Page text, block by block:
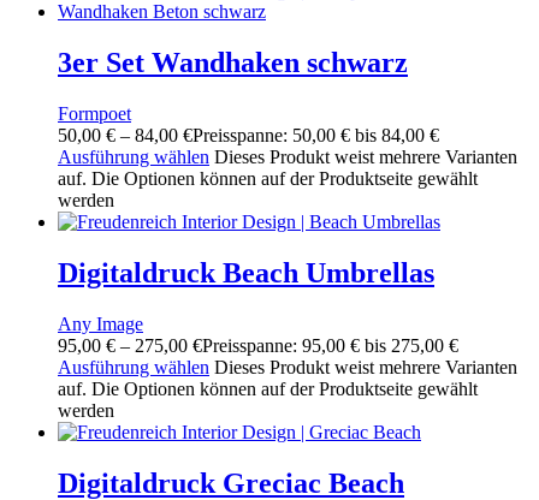
3er Set Wandhaken schwarz
Formpoet
50,00 € – 84,00 €Preisspanne: 50,00 € bis 84,00 €
Ausführung wählen Dieses Produkt weist mehrere Varianten
auf. Die Optionen können auf der Produktseite gewählt
werden
Digitaldruck Beach Umbrellas
Any Image
95,00 € – 275,00 €Preisspanne: 95,00 € bis 275,00 €
Ausführung wählen Dieses Produkt weist mehrere Varianten
auf. Die Optionen können auf der Produktseite gewählt
werden
Digitaldruck Greciac Beach